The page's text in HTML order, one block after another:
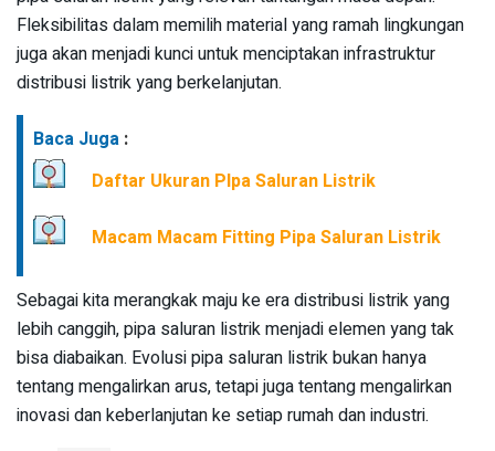
Fleksibilitas dalam memilih material yang ramah lingkungan
juga akan menjadi kunci untuk menciptakan infrastruktur
distribusi listrik yang berkelanjutan.
Baca Juga :
Daftar Ukuran PIpa Saluran Listrik
Macam Macam Fitting Pipa Saluran Listrik
Sebagai kita merangkak maju ke era distribusi listrik yang
lebih canggih, pipa saluran listrik menjadi elemen yang tak
bisa diabaikan. Evolusi pipa saluran listrik bukan hanya
tentang mengalirkan arus, tetapi juga tentang mengalirkan
inovasi dan keberlanjutan ke setiap rumah dan industri.